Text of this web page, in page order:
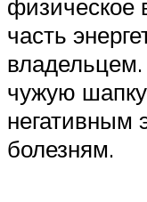
физическое
часть
чужую
негативным
болезням.